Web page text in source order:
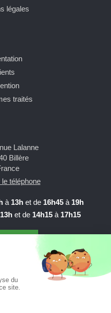
légales
traités
Lalanne
Billère
téléphone
à 13het de 16h45à 19h
13h et de 14h15 à 17h15
Simplébo